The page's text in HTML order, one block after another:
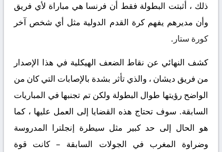
ذلك ، أثبتت البطولة فقط أن فرنسا هي مباراة لأي فريق
وأن مديرهم يفهم كرة القدم الدولية مثل أي شخص آخر
كورة ستار .
كشف النهائي عن نقاط الضعف الهيكلية في هذا الإصدار
من فريق ديشان ، والذي تأثر بشدة بالإصابات التي كان من
الواضح رؤيتها طوال البطولة ولكن تم تجنبها في المباريات
السابقة. سوف تحتاج هذه القضايا إلى العمل عليها ، كما
هو الحال إلى حد كبير مثل سيطرة إنجلترا المدروسة
وضراوة المغرب في الجولات السابقة – كانت قوة